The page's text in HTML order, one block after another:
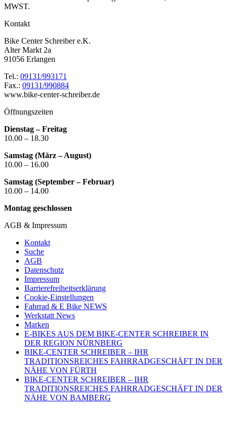
MWST.
Kontakt
Bike Center Schreiber e.K.
Alter Markt 2a
91056 Erlangen
Tel.: 09131/993171
Fax.: 09131/990884
www.bike-center-schreiber.de
Öffnungszeiten
Dienstag – Freitag
10.00 – 18.30
Samstag (März – August)
10.00 – 16.00
Samstag (September – Februar)
10.00 – 14.00
Montag geschlossen
AGB & Impressum
Kontakt
Suche
AGB
Datenschutz
Impressum
Barrierefreiheitserklärung
Cookie-Einstellungen
Fahrrad & E Bike NEWS
Werkstatt News
Marken
E-BIKES AUS DEM BIKE-CENTER SCHREIBER IN
DER REGION NÜRNBERG
BIKE-CENTER SCHREIBER – IHR
TRADITIONSREICHES FAHRRADGESCHÄFT IN DER
NÄHE VON FÜRTH
BIKE-CENTER SCHREIBER – IHR
TRADITIONSREICHES FAHRRADGESCHÄFT IN DER
NÄHE VON BAMBERG